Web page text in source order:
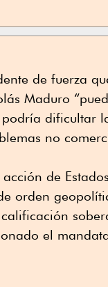
de fuerza
Maduro
dificultar
no
de
orden
el